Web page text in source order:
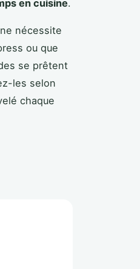
en cuisine.
nécessite
ou que
se prêtent
les selon
chaque